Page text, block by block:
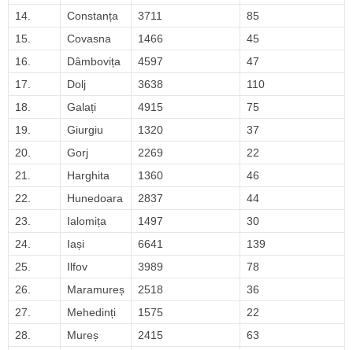
14.
Constanța 3711
85
15.
Covasna 1466
45
16.
Dâmbovița 4597
47
17.
Dolj 3638
110
18.
Galați 4915
75
19.
Giurgiu 1320
37
20.
Gorj 2269
22
21.
Harghita 1360
46
22.
Hunedoara 2837
44
23.
Ialomița 1497
30
24.
Iași 6641
139
25.
Ilfov 3989
78
26.
Maramureș 2518
36
27.
Mehedinți 1575
22
28.
Mureș 2415
63